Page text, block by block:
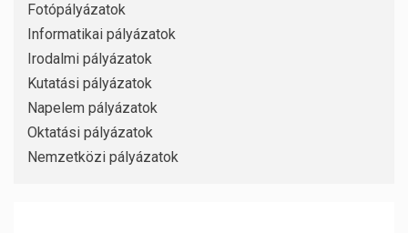
Fotópályázatok
Informatikai pályázatok
Irodalmi pályázatok
Kutatási pályázatok
Napelem pályázatok
Oktatási pályázatok
Nemzetközi pályázatok